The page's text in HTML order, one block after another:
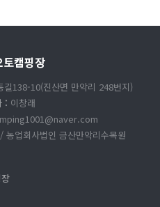
캠핑장
138-10(진산면 만악리 248번지)
: 이창래
업회사법인 금산만악리수목원